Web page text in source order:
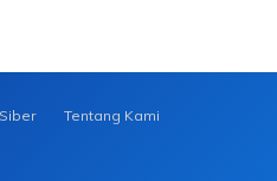
Tentang Kami